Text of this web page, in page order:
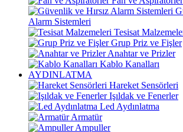
Alarm Sistemleri
Tesisat
Grup Priz ve Fişler
Anahtar ve Prizler
Kablo Kanalları
AYDINLATMA
Hareket Sensörleri
Işıldak ve Fenerler
Led Aydınlatma
Armatür
Ampuller